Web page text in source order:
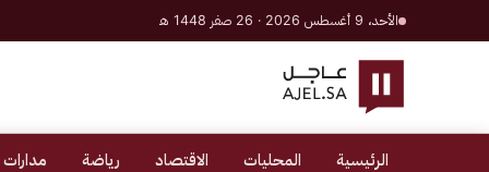
الأحد، 9 أغسطس 2026 · 26 صفر 1448 هـ
الرئيسية المحليات الاقتصاد رياضة